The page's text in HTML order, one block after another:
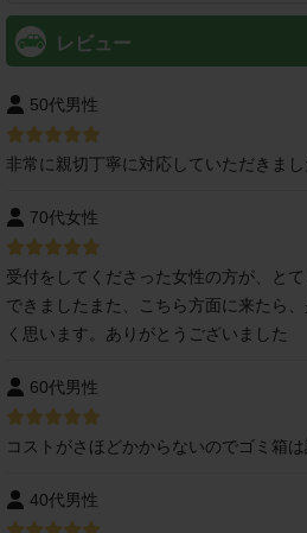
レビュー
50代男性
非常に親切丁寧に対応していただきまし
70代女性
受付をしてくださった女性の方が、と
できましたまた、こちら方面に来たら
く思います。ありがとうございました
60代男性
コストがさほどかからないのでゴミ箱
40代男性